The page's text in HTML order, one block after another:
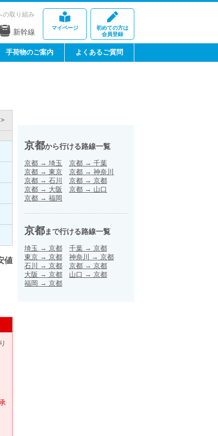
マイページ
初めての方は
会員登録
の取り組み
新幹線
手荷物のご案内 よくあるご質問
値
京都から行ける路線一覧
京都 → 埼玉 京都 → 千葉
京都 → 東京 京都 → 神奈川
京都 → 石川 京都 → 京都
京都 → 大阪 京都 → 山口
京都 → 福岡
京都まで行ける路線一覧
埼玉 → 京都 千葉 → 京都
東京 → 京都 神奈川 → 京都
石川
→ 京都 京都 → 京都
大阪 → 京都 山口 → 京都
福岡 → 京都